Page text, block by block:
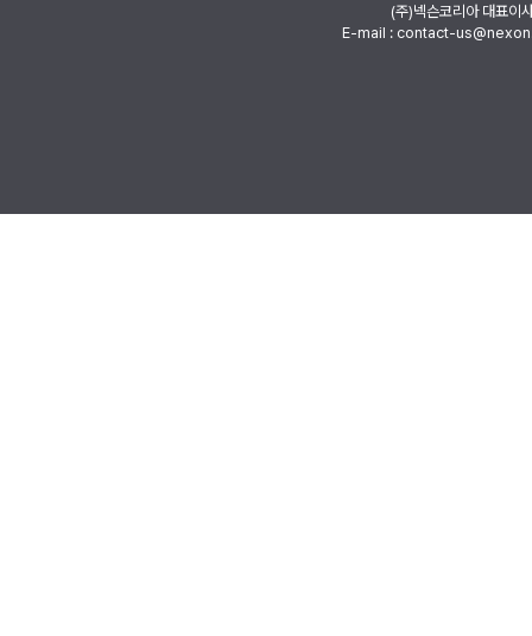
(주)넥슨코리아 대표이
E-mail : contact-